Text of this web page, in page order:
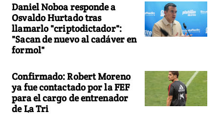
Daniel Noboa responde a
Osvaldo Hurtado tras
llamarlo "criptodictador":
"Sacan de nuevo al cadáver en
formol"
Confirmado: Robert Moreno
ya fue contactado por la FEF
para el cargo de entrenador
de La Tri